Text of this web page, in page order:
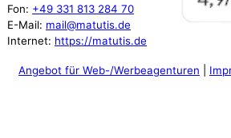
Fon: +49 331 813 284 70
E-Mail: mail@matutis.de
Internet: https://matutis.de
Angebot für Web-/Werbeagenturen